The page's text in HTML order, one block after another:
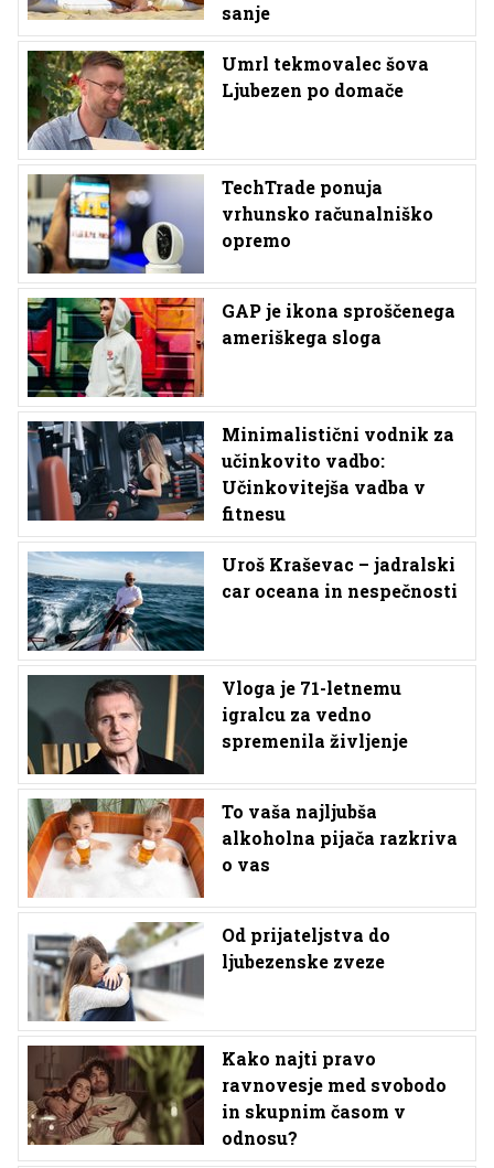
sanje
Umrl tekmovalec šova
Ljubezen po domače
TechTrade ponuja
vrhunsko računalniško
opremo
GAP je ikona sproščenega
ameriškega sloga
Minimalistični vodnik za
učinkovito vadbo:
Učinkovitejša vadba v
fitnesu
Uroš Kraševac – jadralski
car oceana in nespečnosti
Vloga je 71-letnemu
igralcu za vedno
spremenila življenje
To vaša najljubša
alkoholna pijača razkriva
o vas
Od prijateljstva do
ljubezenske zveze
Kako najti pravo
ravnovesje med svobodo
in skupnim časom v
odnosu?